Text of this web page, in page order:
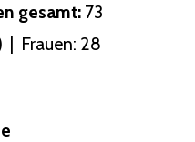
gesamt: 73
| Frauen: 28